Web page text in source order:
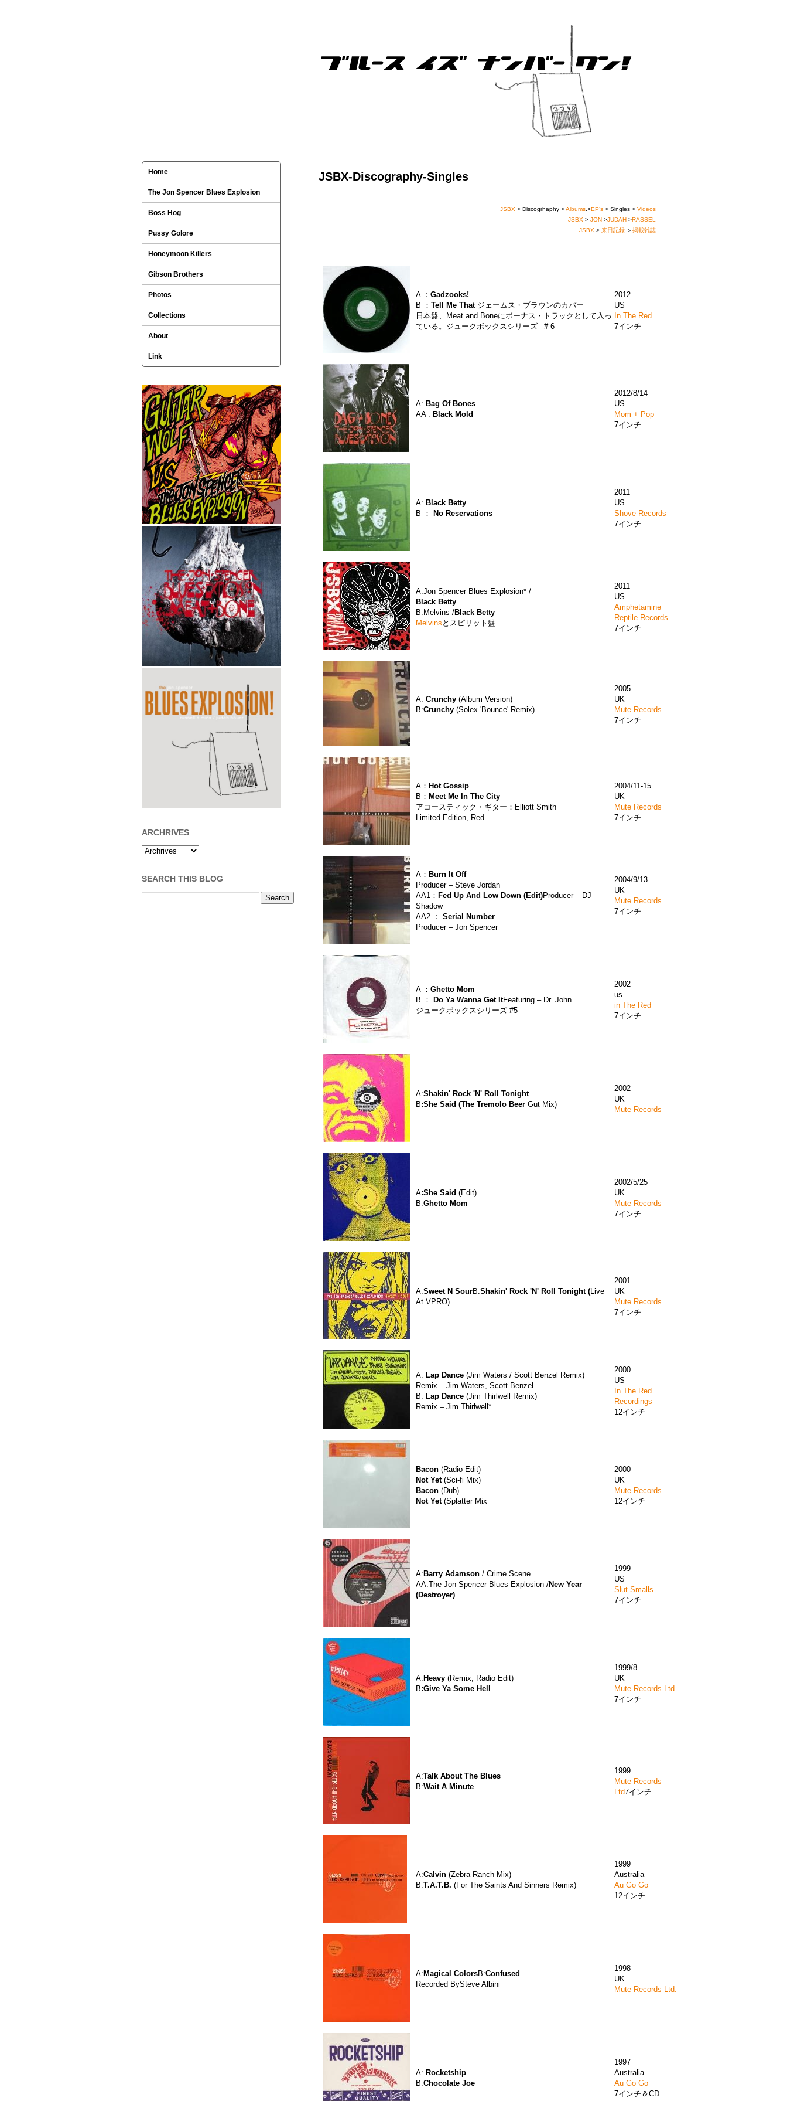
JSBX-Discography-Singles
JSBX > Discogrhaphy >Albums .>EP’s > Singles > Videos
JSBX > JON >JUDAH >RASSEL
JSBX > 来日記録 ＞掲載雑誌
A ： Gadzooks!
B ： Tell Me That ジェームス・ブラウンのカバー
日本盤、Meat and Boneにボーナス・トラックとして入っ
ている。ジュークボックスシリーズ– # 6
2012
US
In The Red
7インチ
A: Bag Of Bones
AA : Black Mold
2012/8/14
US
Mom + Pop
7インチ
A: Black Betty
B ： No Reservations
2011
US
Shove Records
7インチ
A:Jon Spencer Blues Explosion* /
Black Betty
B:Melvins /Black Betty
Melvins とスピリット盤
2011
US
Amphetamine
Reptile Records
7インチ
A: Crunchy (Album Version)
B:Crunchy (Solex 'Bounce' Remix)
2005
UK
Mute Records
7インチ
A： Hot Gossip
B： Meet Me In The City
アコースティック・ギター：Elliott Smith
Limited Edition, Red
2004/11-15
UK
Mute Records
7インチ
A： Burn It Off
Producer – Steve Jordan
AA1： Fed Up And Low Down (Edit)Producer – DJ
Shadow
AA2 ： Serial Number
Producer – Jon Spencer
2004/9/13
UK
Mute Records
7インチ
A ： Ghetto Mom
B ： Do Ya Wanna Get ItFeaturing – Dr. John
ジュークボックスシリーズ #5
2002
us
in The Red
7インチ
A:Shakin' Rock 'N' Roll Tonight
B:She Said (The Tremolo Beer Gut Mix)
2002
UK
Mute Records
A:She Said (Edit)
B:Ghetto Mom
2002/5/25
UK
Mute Records
7インチ
A:Sweet N SourB:Shakin' Rock 'N' Roll Tonight (Live
At VPRO)
2001
UK
Mute Records
7インチ
A: Lap Dance (Jim Waters / Scott Benzel Remix)
Remix – Jim Waters, Scott Benzel
B: Lap Dance (Jim Thirlwell Remix)
Remix – Jim Thirlwell*
2000
US
In The Red
Recordings
12インチ
Bacon (Radio Edit)
Not Yet(Sci-fi Mix)
Bacon (Dub)
Not Yet(Splatter Mix
2000
UK
Mute Records
12インチ
A:Barry Adamson / Crime Scene
AA:The Jon Spencer Blues Explosion /New Year
(Destroyer)
1999
US
Slut Smalls
7インチ
A:Heavy (Remix, Radio Edit)
B:Give Ya Some Hell
1999/8
UK
Mute Records Ltd
7インチ
A:Talk About The Blues
B:Wait A Minute
1999
Mute Records
Ltd7インチ
A:Calvin (Zebra Ranch Mix)
B:T.A.T.B. (For The Saints And Sinners Remix)
1999
Australia
Au Go Go
12インチ
A:Magical ColorsB:Confused
Recorded BySteve Albini
1998
UK
Mute Records Ltd.
A: Rocketship
B:Chocolate Joe
1997
Australia
Au Go Go
7インチ＆CD
Home
The Jon Spencer Blues Explosion
Boss Hog
Pussy Golore
Honeymoon Killers
Gibson Brothers
Photos
Collections
About
Link
ARCHRIVES
SEARCH THIS BLOG